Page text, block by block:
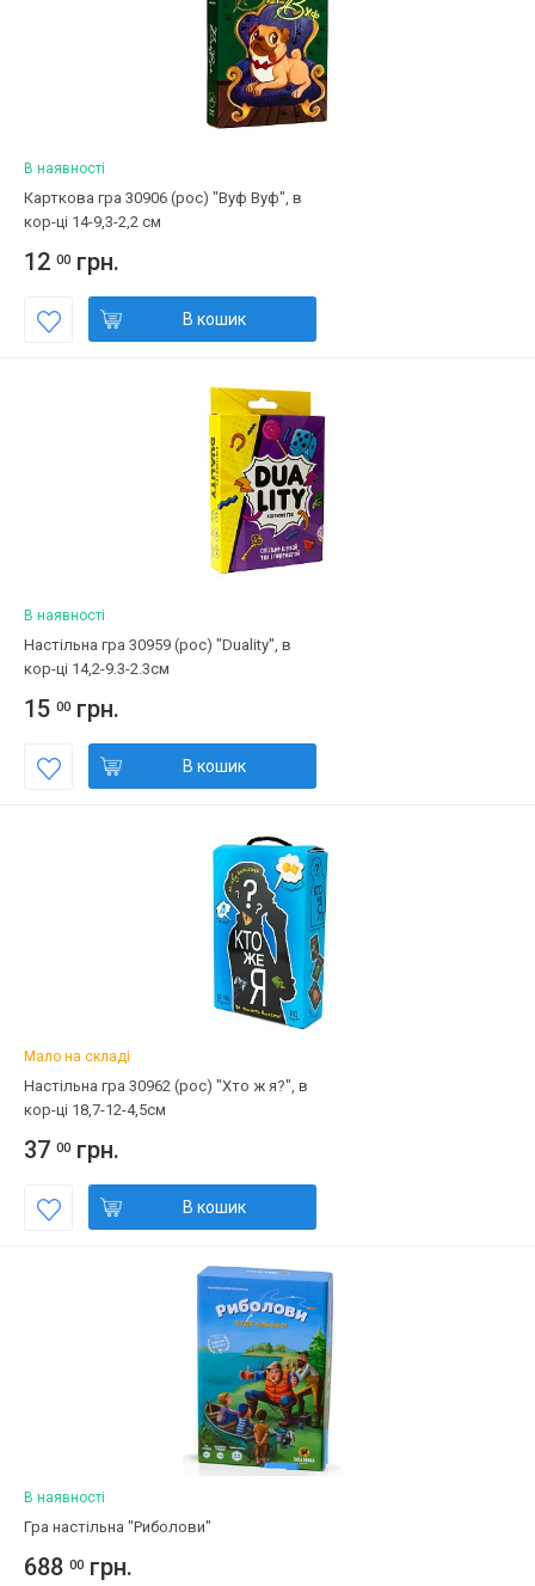
В наявності
Карткова гра 30906 (рос) "Вуф Вуф", в
кор-ці 14-9,3-2,2 см
12 00 грн.
В кошик
В наявності
Настільна гра 30959 (рос) "Duality", в
кор-ці 14,2-9.3-2.3см
15 00 грн.
В кошик
Мало на складі
Настільна гра 30962 (рос) "Хто ж я?", в
кор-ці 18,7-12-4,5см
37 00 грн.
В кошик
В наявності
Гра настільна "Риболови"
688 00 грн.